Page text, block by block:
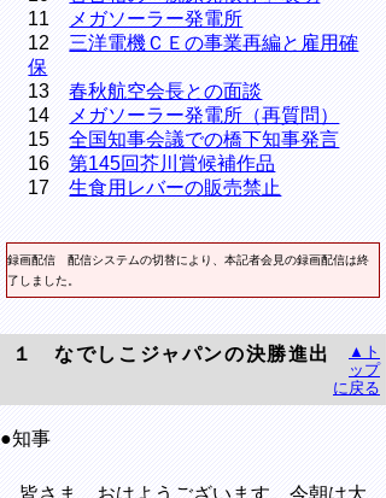
11
メガソーラー発電所
12 三洋電機ＣＥの事業再編と雇用確
保
13春秋航空会長との面談
14
メガソーラー発電所（再質問）
15全国知事会議での橋下知事発言
16第145回芥川賞候補作品
17生食用レバーの販売禁止
録画配信 配信システムの切替により、本記者会見の録画配信は終
了しました。
１ なでしこジャパンの決勝進出
▲ト
ップ
に戻る
●知事
皆さま、おはようございます。今朝は大